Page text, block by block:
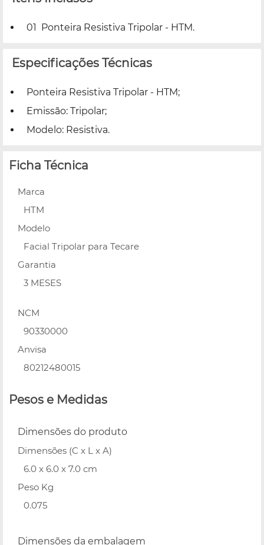
01 Ponteira Resistiva Tripolar - HTM.
Especificações Técnicas
Ponteira Resistiva Tripolar - HTM;
Emissão: Tripolar;
Modelo: Resistiva.
Ficha Técnica
Marca
HTM
Modelo
Facial Tripolar para Tecare
Garantia
3 MESES
NCM
90330000
Anvisa
80212480015
Pesos e Medidas
Dimensões do produto
Dimensões (C x L x A)
6.0 x 6.0 x 7.0 cm
Peso Kg
0.075
Dimensões da embalagem